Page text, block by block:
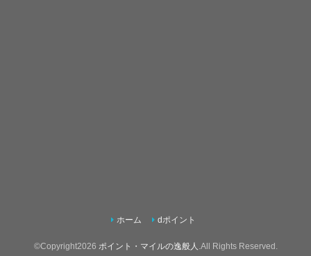
ホーム dポイント
©Copyright2026 ポイント・マイルの逸般人 .All Rights Reserved.